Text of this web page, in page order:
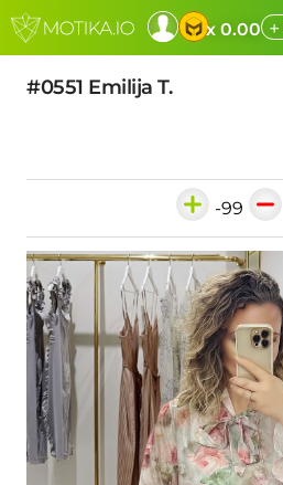
x 0.00 +
#0551 Emilija T.
-99